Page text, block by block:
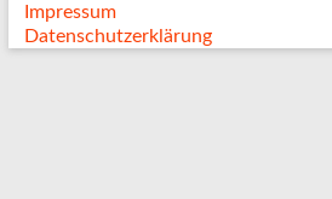
Impressum
Datenschutzerklärung